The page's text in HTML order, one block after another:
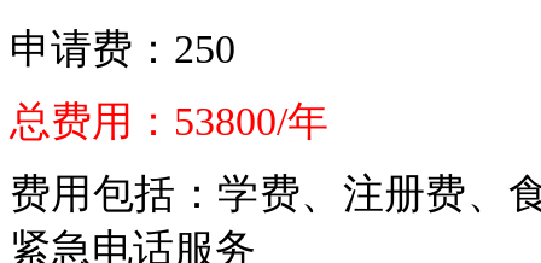
申请费： 250
总费用： 53800/年
费用包括：学费、注册费、
紧急电话服务